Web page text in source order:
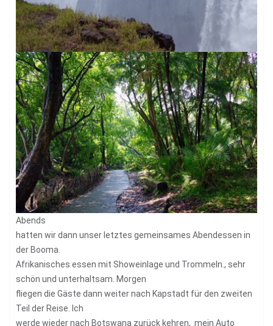
Abends
hatten wir dann unser letztes gemeinsames Abendessen in
der Booma.
Afrikanisches essen mit Showeinlage und Trommeln., sehr
schön und unterhaltsam. Morgen
fliegen die Gäste dann weiter nach Kapstadt für den zweiten
Teil der Reise. Ich
werde wieder nach Botswana zurück kehren, mein Auto